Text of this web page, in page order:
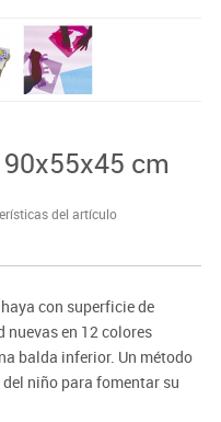
cm
del artículo
con superficie de
nuevas en 12 colores
balda inferior. Un método
niño para fomentar su